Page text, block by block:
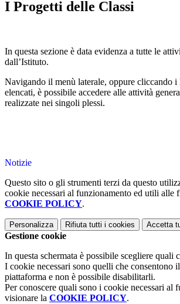
I Progetti delle Classi
In questa sezione è data evidenza a tutte le
dall’Istituto.
Navigando il menù laterale, oppure cliccando
elencati, è possibile accedere alle attività
realizzate nei singoli plessi.
Notizie
Questo sito o gli strumenti terzi da questo
cookie necessari al funzionamento ed utili alle
COOKIE POLICY.
Personalizza Rifiuta tutti i cookies Accetta
Gestione cookie
In questa schermata è possibile scegliere quali
I cookie necessari sono quelli che consentono
piattaforma e non è possibile disabilitarli.
Per conoscere quali sono i cookie necessari al
visionare la COOKIE POLICY.